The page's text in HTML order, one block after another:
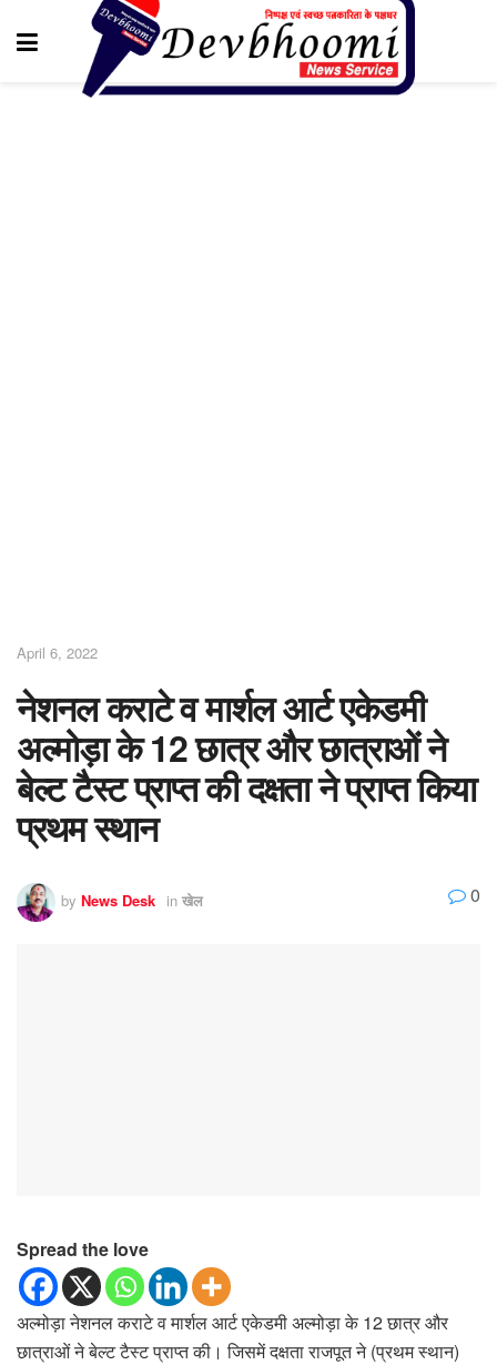
April 6, 2022
नेशनल कराटे व मार्शल आर्ट एकेडमी
अल्मोड़ा के 12 छात्र और छात्राओं ने
बेल्ट टैस्ट प्राप्त की दक्षता ने प्राप्त किया
प्रथम स्थान
by News Desk in खेल 0
Spread the love
अल्मोड़ा नेशनल कराटे व मार्शल आर्ट एकेडमी अल्मोड़ा के 12 छात्र और
छात्राओं ने बेल्ट टैस्ट प्राप्त की। जिसमें दक्षता राजपूत ने (प्रथम स्थान)